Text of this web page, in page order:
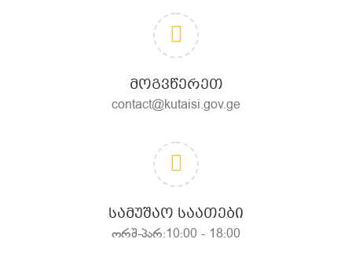
ᲛᲝᲒᲕᲬᲔᲠᲔᲗ
contact@kutaisi.gov.ge
ᲡᲐᲛᲣᲨᲐᲝ ᲡᲐᲐᲗᲔᲑᲘ
ორშ-პარ:10:00 - 18:00